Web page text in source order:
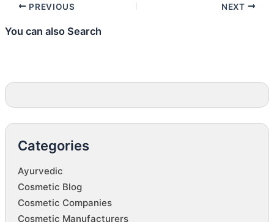
PREVIOUS NEXT
You can also Search
Categories
Ayurvedic
Cosmetic Blog
Cosmetic Companies
Cosmetic Manufacturers